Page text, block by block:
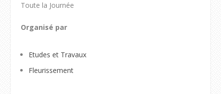
Toute la Journée
Organisé par
Etudes et Travaux
Fleurissement